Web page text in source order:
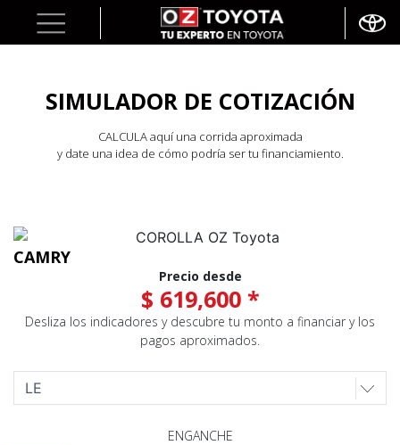
SIMULADOR DE COTIZACIÓN
CALCULA aquí una corrida aproximada
y date una idea de cómo podría ser tu financiamiento.
CAMRY
Precio desde
$ 619,600 *
Desliza los indicadores y descubre tu monto a financiar y los
pagos aproximados.
ENGANCHE